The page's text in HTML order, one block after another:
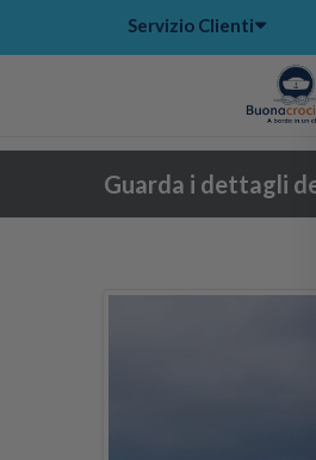
Servizio Clienti
Guarda i dettagli